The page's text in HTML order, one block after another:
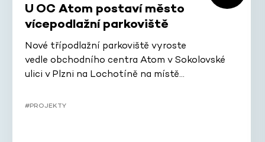
U OC Atom postaví město
vícepodlažní parkoviště
Nové třípodlažní parkoviště vyroste
vedle obchodního centra Atom v Sokolovské
ulici v Plzni na Lochotíně na místě…
#PROJEKTY